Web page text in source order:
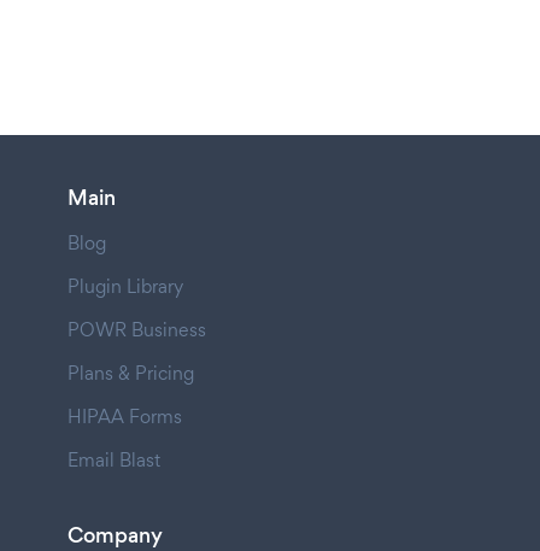
Main
Blog
Plugin Library
POWR Business
Plans & Pricing
HIPAA Forms
Email Blast
Company